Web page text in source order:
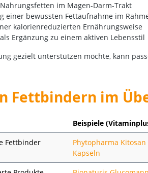
im Magen-Darm-Trakt
einer bewussten Fettaufnahme im
kalorienreduzierten Ernährungsweise
Ergänzung zu einem aktiven Lebensstil
gezielt unterstützen möchte, kann
Fettbindern im
Beispiele
Fettbinder
Phytopharma Kitosan
Kapseln